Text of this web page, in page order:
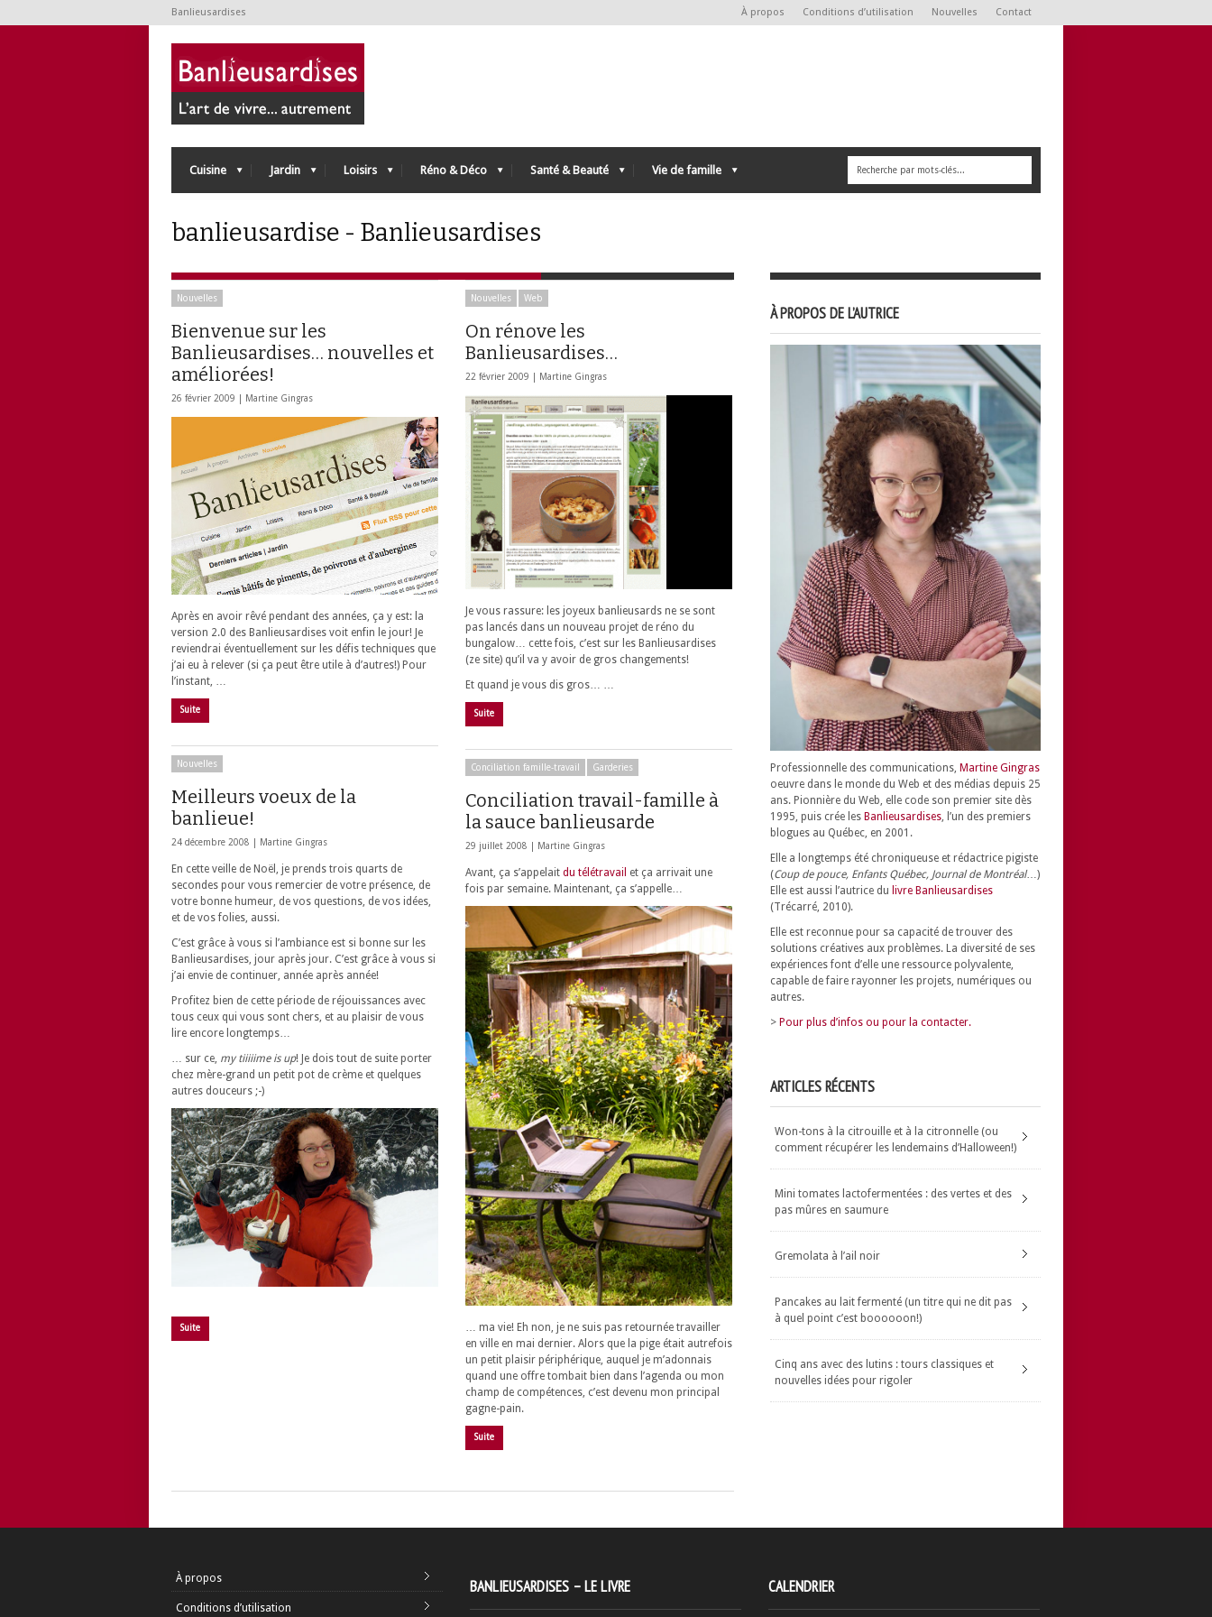
Banlieusardises À propos Conditions d’utilisation Nouvelles Contact
Cuisine Jardin Loisirs Réno & Déco Santé & Beauté Vie de famille
banlieusardise - Banlieusardises
Nouvelles
Bienvenue sur les
Banlieusardises… nouvelles et
améliorées!
26 février 2009 | Martine Gingras
Après en avoir rêvé pendant des années, ça y est: la
version 2.0 des Banlieusardises voit enfin le jour! Je
reviendrai éventuellement sur les défis techniques que
j’ai eu à relever (si ça peut être utile à d’autres!) Pour
l’instant, …
Suite
Nouvelles Web
On rénove les
Banlieusardises…
22 février 2009 | Martine Gingras
Je vous rassure: les joyeux banlieusards ne se sont
pas lancés dans un nouveau projet de réno du
bungalow… cette fois, c’est sur les Banlieusardises
(ze site) qu’il va y avoir de gros changements!
Et quand je vous dis gros… …
Suite
Nouvelles
Meilleurs voeux de la
banlieue!
24 décembre 2008 | Martine Gingras
En cette veille de Noël, je prends trois quarts de
secondes pour vous remercier de votre présence, de
votre bonne humeur, de vos questions, de vos idées,
et de vos folies, aussi.
C’est grâce à vous si l’ambiance est si bonne sur les
Banlieusardises, jour après jour. C’est grâce à vous si
j’ai envie de continuer, année après année!
Profitez bien de cette période de réjouissances avec
tous ceux qui vous sont chers, et au plaisir de vous
lire encore longtemps…
… sur ce, my tiiiiime is up! Je dois tout de suite porter
chez mère-grand un petit pot de crème et quelques
autres douceurs ;-)
Suite
Conciliation famille-travail Garderies
Conciliation travail-famille à
la sauce banlieusarde
29 juillet 2008 | Martine Gingras
Avant, ça s’appelait du télétravail et ça arrivait une
fois par semaine. Maintenant, ça s’appelle…
… ma vie! Eh non, je ne suis pas retournée travailler
en ville en mai dernier. Alors que la pige était autrefois
un petit plaisir périphérique, auquel je m’adonnais
quand une offre tombait bien dans l’agenda ou mon
champ de compétences, c’est devenu mon principal
gagne-pain.
Suite
À PROPOS DE L’AUTRICE
Professionnelle des communications, Martine Gingras
oeuvre dans le monde du Web et des médias depuis 25
ans. Pionnière du Web, elle code son premier site dès
1995, puis crée les Banlieusardises , l’un des premiers
blogues au Québec, en 2001.
Elle a longtemps été chroniqueuse et rédactrice pigiste
(Coup de pouce, Enfants Québec, Journal de Montréal…)
Elle est aussi l’autrice du livre Banlieusardises
(Trécarré, 2010).
Elle est reconnue pour sa capacité de trouver des
solutions créatives aux problèmes. La diversité de ses
expériences font d’elle une ressource polyvalente,
capable de faire rayonner les projets, numériques ou
autres.
> Pour plus d’infos ou pour la contacter.
ARTICLES RÉCENTS
Won-tons à la citrouille et à la citronnelle (ou
comment récupérer les lendemains d’Halloween!)
Mini tomates lactofermentées : des vertes et des
pas mûres en saumure
Gremolata à l’ail noir
Pancakes au lait fermenté (un titre qui ne dit pas
à quel point c’est boooooon!)
Cinq ans avec des lutins : tours classiques et
nouvelles idées pour rigoler
À propos
Conditions d’utilisation
BANLIEUSARDISES – LE LIVRE CALENDRIER